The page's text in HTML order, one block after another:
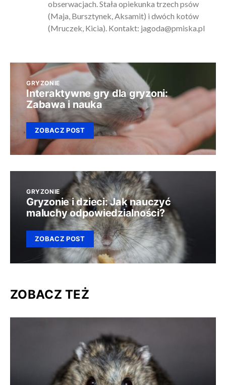
obserwacjach. Stała opiekunka trzech psów
(Maja, Bursztynek, Aksamit) i dwóch kotów
(Mruczek, Kicia). Kontakt: jagoda@pmiska.pl
GRYZONIE
Interaktywne gry dla gryzoni:
Zabawa i nauka
ZOBACZ POST
GRYZONIE
Gryzonie i dzieci: Jak nauczyć
maluchy odpowiedzialności?
ZOBACZ POST
ZOBACZ TEŻ